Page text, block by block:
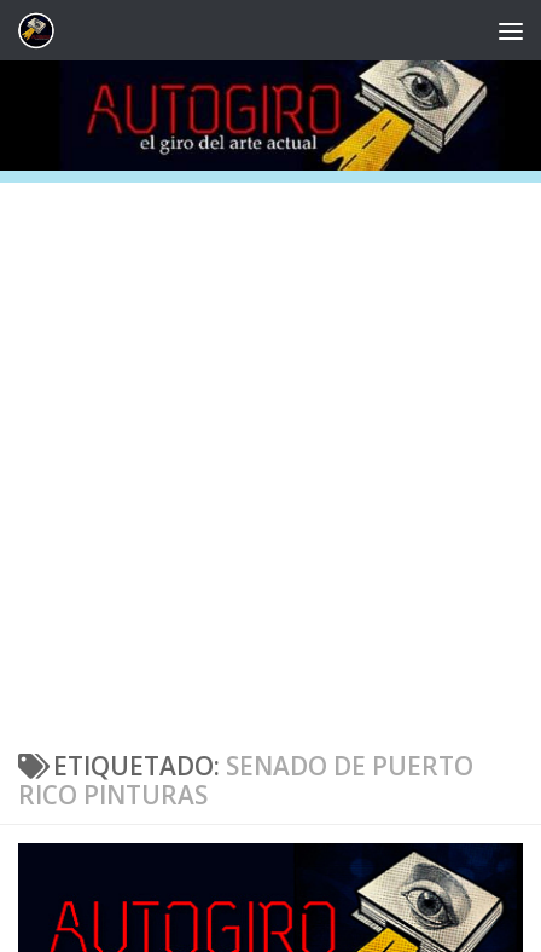
Saltar al contenido
ETIQUETADO: SENADO DE PUERTO
RICO PINTURAS